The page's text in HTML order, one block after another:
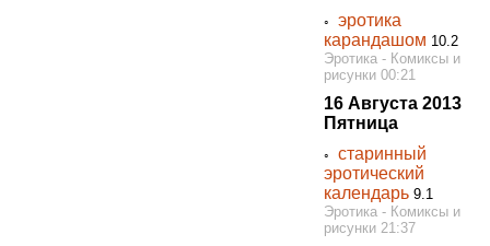
◦эротика
карандашом 10.2
Эротика - Комиксы и
рисунки 00:21
16 Августа 2013
Пятница
◦старинный
эротический
календарь 9.1
Эротика - Комиксы и
рисунки 21:37